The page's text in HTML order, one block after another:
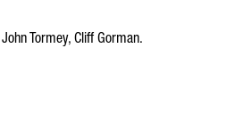
Tormey, Cliff Gorman.